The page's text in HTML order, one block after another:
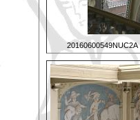
20160600549NUC2A